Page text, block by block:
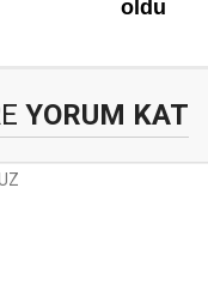
YORUM KAT